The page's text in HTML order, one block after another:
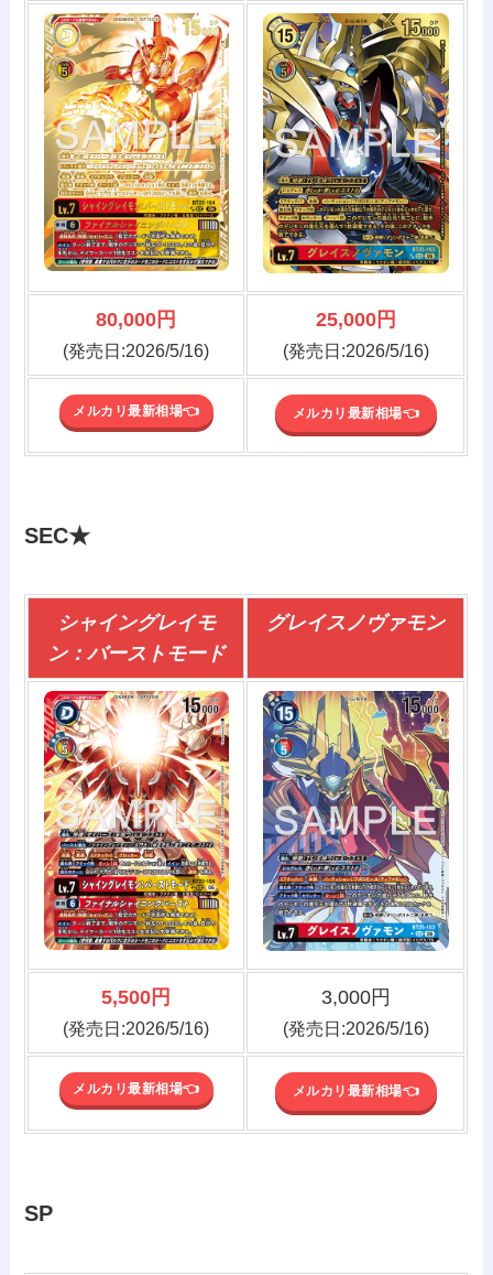
80,000円
(発売日:2026/5/16)
25,000円
(発売日:2026/5/16)
メルカリ最新相場👈️ メルカリ最新相場👈️
SEC★
シャイングレイモ
ン：バーストモード
グレイスノヴァモン
5,500円
(発売日:2026/5/16)
3,000円
(発売日:2026/5/16)
メルカリ最新相場👈️ メルカリ最新相場👈️
SP